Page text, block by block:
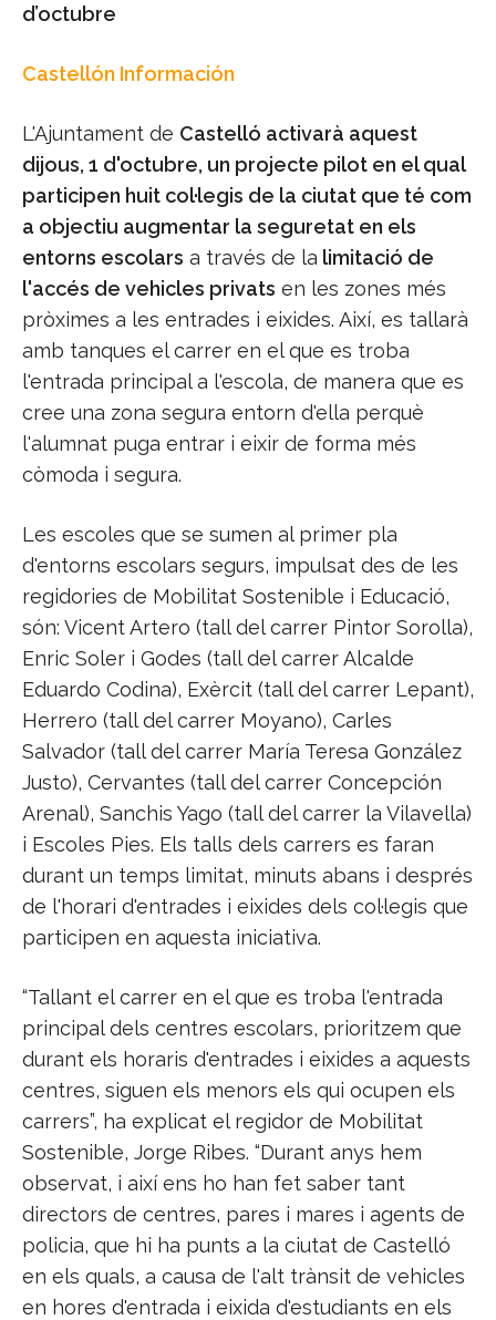
d’octubre
Castellón Información
L'Ajuntament de Castelló activarà aquest
dijous, 1 d'octubre, un projecte pilot en el qual
participen huit col·legis de la ciutat que té com
a objectiu augmentar la seguretat en els
entorns escolars a través de la limitació de
l'accés de vehicles privats en les zones més
pròximes a les entrades i eixides. Així, es tallarà
amb tanques el carrer en el que es troba
l'entrada principal a l'escola, de manera que es
cree una zona segura entorn d'ella perquè
l'alumnat puga entrar i eixir de forma més
còmoda i segura.
Les escoles que se sumen al primer pla
d'entorns escolars segurs, impulsat des de les
regidories de Mobilitat Sostenible i Educació,
són: Vicent Artero (tall del carrer Pintor Sorolla),
Enric Soler i Godes (tall del carrer Alcalde
Eduardo Codina), Exèrcit (tall del carrer Lepant),
Herrero (tall del carrer Moyano), Carles
Salvador (tall del carrer María Teresa González
Justo), Cervantes (tall del carrer Concepción
Arenal), Sanchis Yago (tall del carrer la Vilavella)
i Escoles Pies. Els talls dels carrers es faran
durant un temps limitat, minuts abans i després
de l'horari d'entrades i eixides dels col·legis que
participen en aquesta iniciativa.
“Tallant el carrer en el que es troba l'entrada
principal dels centres escolars, prioritzem que
durant els horaris d'entrades i eixides a aquests
centres, siguen els menors els qui ocupen els
carrers”, ha explicat el regidor de Mobilitat
Sostenible, Jorge Ribes. “Durant anys hem
observat, i així ens ho han fet saber tant
directors de centres, pares i mares i agents de
policia, que hi ha punts a la ciutat de Castelló
en els quals, a causa de l'alt trànsit de vehicles
en hores d'entrada i eixida d'estudiants en els